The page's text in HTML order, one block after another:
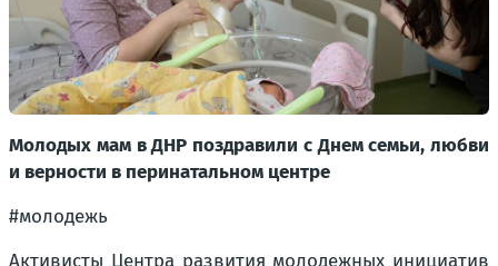
Молодых мам в ДНР поздравили с Днем семьи, любви
и верности в перинатальном центре
#молодежь
Активисты Центра развития молодежных инициатив